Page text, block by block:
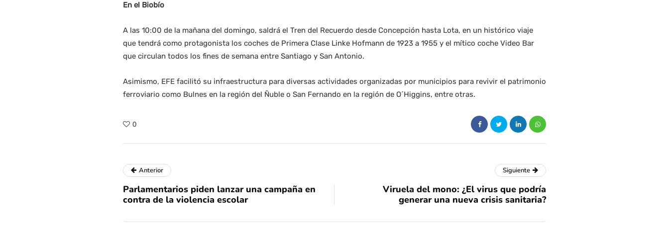
En el Biobío
A las 10:00 de la mañana del domingo, saldrá el Tren del Recuerdo desde Concepción hasta Lota, en un histórico viaje
que tendrá como protagonista los coches de Primera Clase Linke Hofmann de 1923 a 1955 y el mítico coche Video Bar
que circulan todos los fines de semana entre Santiago y San Antonio.
Asimismo, EFE facilitó su infraestructura para diversas actividades organizadas por municipios para revivir el patrimonio
ferroviario como Bulnes en la región del Ñuble o San Fernando en la región de O´Higgins, entre otras.
0
Anterior
Parlamentarios piden lanzar una campaña en
contra de la violencia escolar
Siguiente
Viruela del mono: ¿El virus que podría
generar una nueva crisis sanitaria?